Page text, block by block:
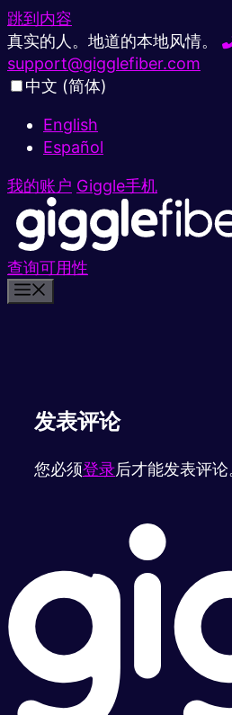
跳到内容
真实的人。地道的本地风情。
support@gigglefiber.com
中文 (简体)
English
Español
我的账户 Giggle手机
查询可用性
发表评论
您必须登录后才能发表评论